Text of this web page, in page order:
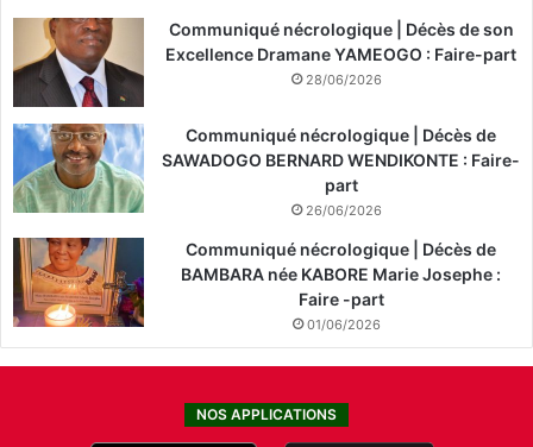
Communiqué nécrologique | Décès de son
Excellence Dramane YAMEOGO : Faire-part
28/06/2026
Communiqué nécrologique | Décès de
SAWADOGO BERNARD WENDIKONTE : Faire-
part
26/06/2026
Communiqué nécrologique | Décès de
BAMBARA née KABORE Marie Josephe :
Faire -part
01/06/2026
NOS APPLICATIONS